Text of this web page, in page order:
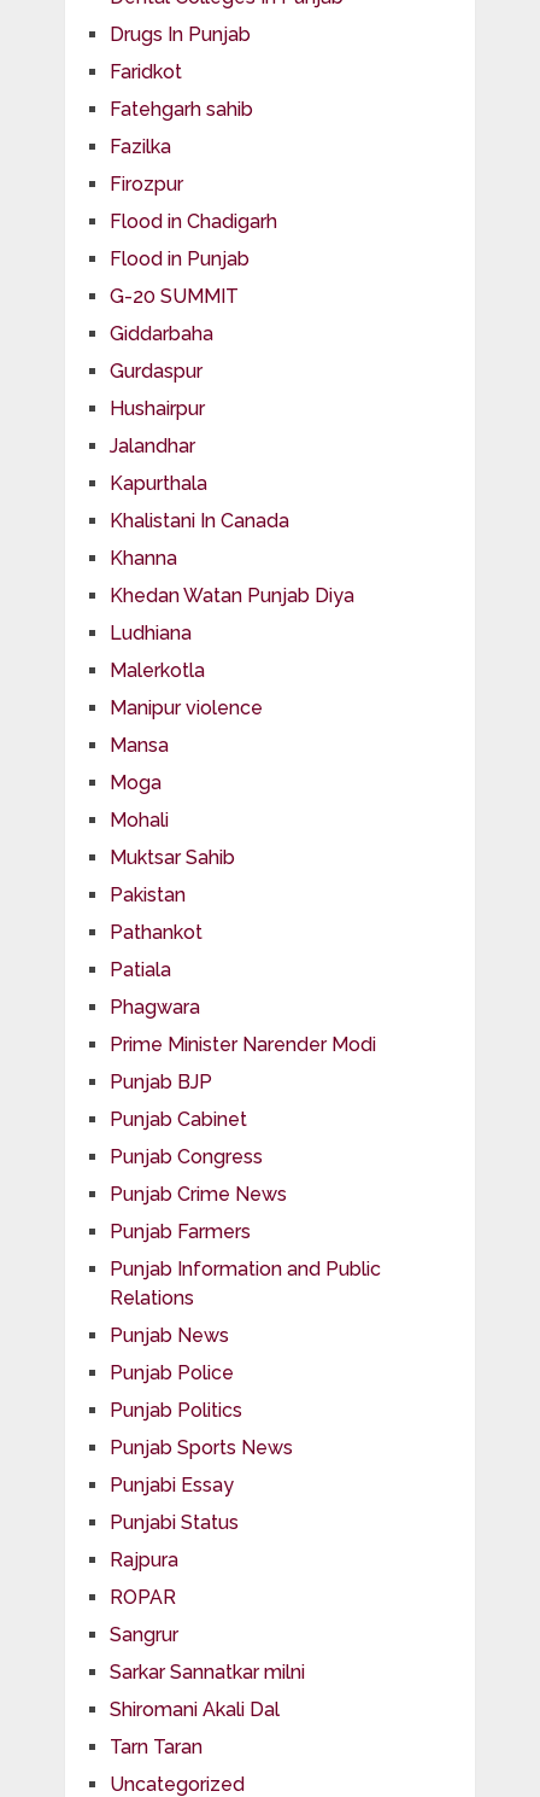
Drugs In Punjab
Faridkot
Fatehgarh sahib
Fazilka
Firozpur
Flood in Chadigarh
Flood in Punjab
G-20 SUMMIT
Giddarbaha
Gurdaspur
Hushairpur
Jalandhar
Kapurthala
Khalistani In Canada
Khanna
Khedan Watan Punjab Diya
Ludhiana
Malerkotla
Manipur violence
Mansa
Moga
Mohali
Muktsar Sahib
Pakistan
Pathankot
Patiala
Phagwara
Prime Minister Narender Modi
Punjab BJP
Punjab Cabinet
Punjab Congress
Punjab Crime News
Punjab Farmers
Punjab Information and Public
Relations
Punjab News
Punjab Police
Punjab Politics
Punjab Sports News
Punjabi Essay
Punjabi Status
Rajpura
ROPAR
Sangrur
Sarkar Sannatkar milni
Shiromani Akali Dal
Tarn Taran
Uncategorized